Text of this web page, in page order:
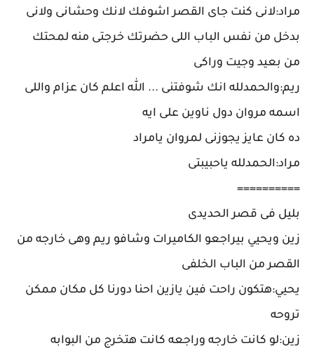
مراد:لانى كنت جاى القصر اشوفك لانك وحشانى ولانى
بدخل من نفس الباب اللى حضرتك خرجتى منه لمحتك
من بعيد وجيت وراكى
ريم:والحمدلله انك شوفتنى ... الله اعلم كان عزام واللى
اسمه مروان دول ناوين على ايه
ده كان عايز يجوزنى لمروان يامراد
مراد:الحمدلله ياحبيبتى
==========
بليل فى قصر الحديدى
زين ويحيي بيراجعو الكاميرات وشافو ريم وهى خارجه من
القصر من الباب الخلفى
يحيي:هتكون راحت فين يازين احنا دورنا كل مكان ممكن
تروحه
زين:لو كانت خارجه وراجعه كانت هتخرج من البوابه